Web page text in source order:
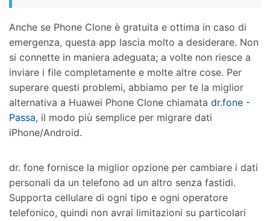
Anche se Phone Clone è gratuita e ottima in caso di
emergenza, questa app lascia molto a desiderare. Non
si connette in maniera adeguata; a volte non riesce a
inviare i file completamente e molte altre cose. Per
superare questi problemi, abbiamo per te la miglior
alternativa a Huawei Phone Clone chiamata dr.fone -
Passa, il modo più semplice per migrare dati
iPhone/Android.
dr. fone fornisce la miglior opzione per cambiare i dati
personali da un telefono ad un altro senza fastidi.
Supporta cellulare di ogni tipo e ogni operatore
telefonico, quindi non avrai limitazioni su particolari